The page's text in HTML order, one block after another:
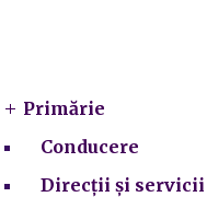
Primărie
Conducere
Direcții și servicii